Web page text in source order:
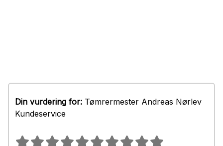
Din vurdering for: Tømrermester Andreas Nørlev
Kundeservice